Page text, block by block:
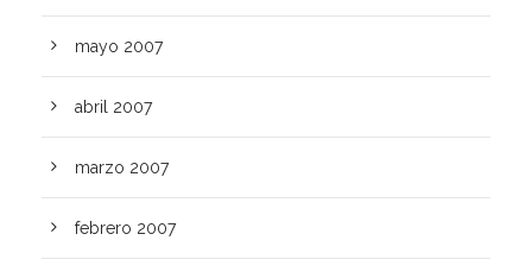
mayo 2007
abril 2007
marzo 2007
febrero 2007